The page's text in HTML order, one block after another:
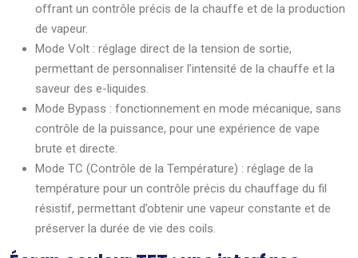
offrant un contrôle précis de la chauffe et de la production
de vapeur.
Mode Volt : réglage direct de la tension de sortie,
permettant de personnaliser l’intensité de la chauffe et la
saveur des e-liquides.
Mode Bypass : fonctionnement en mode mécanique, sans
contrôle de la puissance, pour une expérience de vape
brute et directe.
Mode TC (Contrôle de la Température) : réglage de la
température pour un contrôle précis du chauffage du fil
résistif, permettant d’obtenir une vapeur constante et de
préserver la durée de vie des coils.